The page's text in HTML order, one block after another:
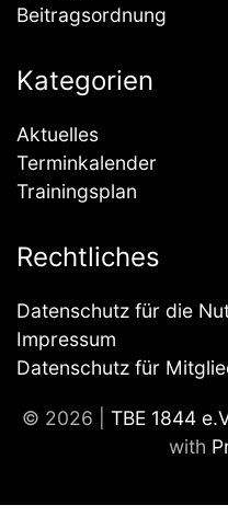
Beitragsordnung
Kategorien
Aktuelles
Terminkalender
Trainingsplan
Rechtliches
Datenschutz für die
Impressum
Datenschutz für
© 2026 | TBE 1844
with